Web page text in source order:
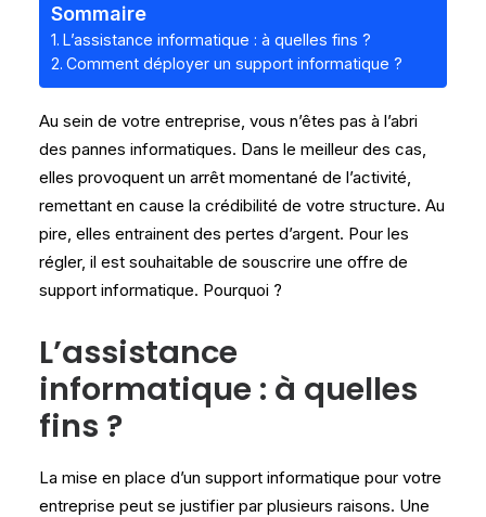
Sommaire
L’assistance informatique : à quelles fins ?
Comment déployer un support informatique ?
Au sein de votre entreprise, vous n’êtes pas à l’abri
des pannes informatiques. Dans le meilleur des cas,
elles provoquent un arrêt momentané de l’activité,
remettant en cause la crédibilité de votre structure. Au
pire, elles entrainent des pertes d’argent. Pour les
régler, il est souhaitable de souscrire une offre de
support informatique. Pourquoi ?
L’assistance
informatique : à quelles
fins ?
La mise en place d’un support informatique pour votre
entreprise peut se justifier par plusieurs raisons. Une